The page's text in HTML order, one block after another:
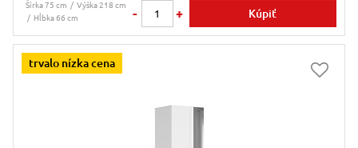
Šírka 75 cm
Výška 218 cm
Hĺbka 66 cm
- + Kúpiť
trvalo nízka cena